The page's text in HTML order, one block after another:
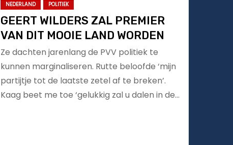
NEDERLAND POLITIEK
GEERT WILDERS ZAL PREMIER
VAN DIT MOOIE LAND WORDEN
Ze dachten jarenlang de PVV politiek te
kunnen marginaliseren. Rutte beloofde ‘mijn
partijtje tot de laatste zetel af te breken’.
Kaag beet me toe ‘gelukkig zal u dalen in de…